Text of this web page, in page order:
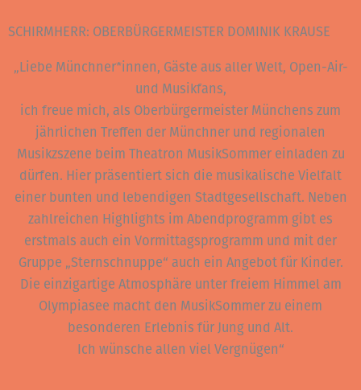
SCHIRMHERR: OBERBÜRGERMEISTER DOMINIK KRAUSE
„Liebe Münchner*innen, Gäste aus aller Welt, Open-Air-
und Musikfans,
ich freue mich, als Oberbürgermeister Münchens zum
jährlichen Treffen der Münchner und regionalen
Musikzszene beim Theatron MusikSommer einladen zu
dürfen. Hier präsentiert sich die musikalische Vielfalt
einer bunten und lebendigen Stadtgesellschaft. Neben
zahlreichen Highlights im Abendprogramm gibt es
erstmals auch ein Vormittagsprogramm und mit der
Gruppe „Sternschnuppe“ auch ein Angebot für Kinder.
Die einzigartige Atmosphäre unter freiem Himmel am
Olympiasee macht den MusikSommer zu einem
besonderen Erlebnis für Jung und Alt.
Ich wünsche allen viel Vergnügen“